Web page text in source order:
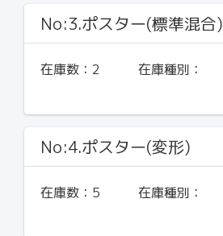
No:3.ポスター(標準混合)
在庫数： 2 在庫種別：
No:4.ポスター(変形)
在庫数： 5 在庫種別：